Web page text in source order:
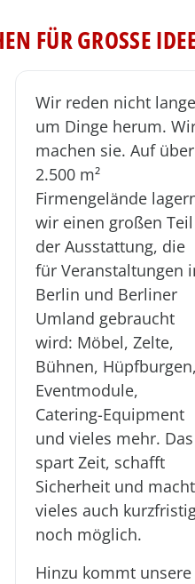
FÜR GROSSE IDEEN
Wir reden nicht lange
um Dinge herum.
machen sie. Auf über
2.500 m²
Firmengelände
wir einen großen Teil
der Ausstattung, die
für Veranstaltungen
Berlin und Berliner
Umland gebraucht
wird: Möbel, Zelte,
Bühnen,
Eventmodule,
Catering-Equipment
und vieles mehr. Das
spart Zeit, schafft
Sicherheit und macht
vieles auch
noch möglich.
Hinzu kommt unsere